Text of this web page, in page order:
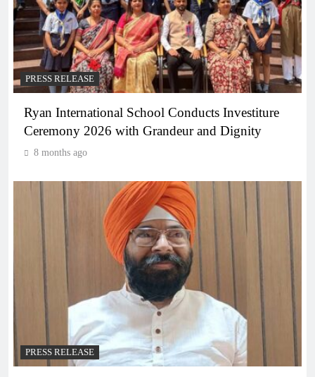
PRESS RELEASE
Ryan International School Conducts Investiture
Ceremony 2026 with Grandeur and Dignity
8 months ago
PRESS RELEASE